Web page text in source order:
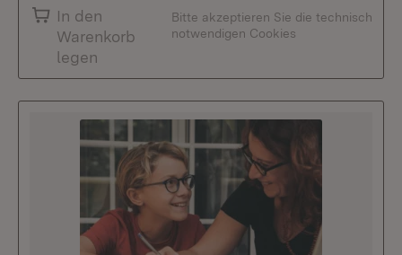
In den
Warenkorb
legen
Bitte akzeptieren Sie die technisch
notwendigen Cookies